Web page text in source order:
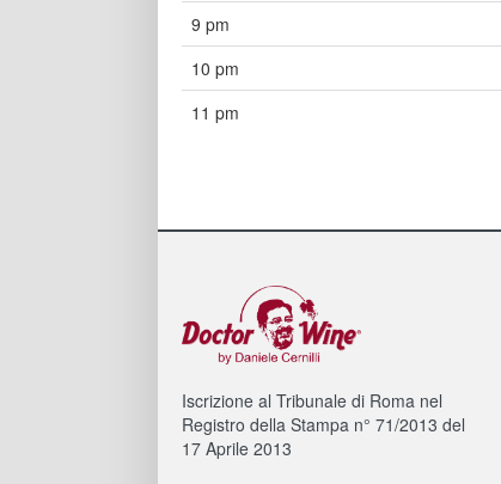
9 pm
10 pm
11 pm
Iscrizione al Tribunale di Roma nel
Registro della Stampa n° 71/2013 del
17 Aprile 2013